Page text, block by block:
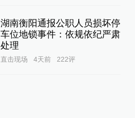
湖南衡阳通报公职人员损坏停
车位地锁事件：依规依纪严肃
处理
直击现场 4天前 222评